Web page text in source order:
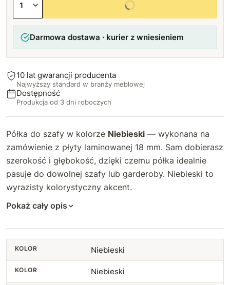
22
23
25
26 +10 zł
27 +10 zł
28 +10 zł
29
31 +12 zł
32 +12 zł
21 +0,90 zł
22
24
25 +4,50 zł
26
27 +6,30 zł
28
30 +9 zł
31 +9,90 zł
Wybierz wszystkie opcje
Darmowa dostawa · kurier z wniesieniem
10 lat gwarancji producenta
Najwyższy standard w branży meblowej
Dostępność
Produkcja od 3 dni roboczych
Półka do szafy w kolorze Niebieski — wykonana na
zamówienie z płyty laminowanej 18 mm. Sam dobierasz
szerokość i głębokość, dzięki czemu półka idealnie
pasuje do dowolnej szafy lub garderoby. Niebieski to
wyrazisty kolorystyczny akcent.
Pokaż cały opis
KOLOR Niebieski
KOLOR Niebieski